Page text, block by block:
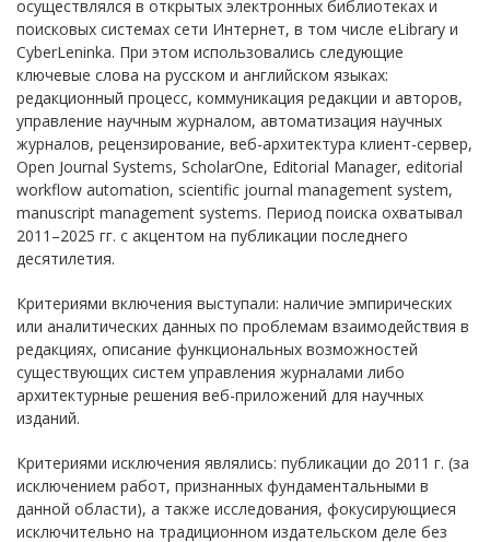
осуществлялся в открытых электронных библиотеках и
поисковых системах сети Интернет, в том числе eLibrary и
CyberLeninka. При этом использовались следующие
ключевые слова на русском и английском языках:
редакционный процесс, коммуникация редакции и авторов,
управление научным журналом, автоматизация научных
журналов, рецензирование, веб-архитектура клиент-сервер,
Open Journal Systems, ScholarOne, Editorial Manager, editorial
workflow automation, scientific journal management system,
manuscript management systems. Период поиска охватывал
2011–2025 гг. с акцентом на публикации последнего
десятилетия.
Критериями включения выступали: наличие эмпирических
или аналитических данных по проблемам взаимодействия в
редакциях, описание функциональных возможностей
существующих систем управления журналами либо
архитектурные решения веб-приложений для научных
изданий.
Критериями исключения являлись: публикации до 2011 г. (за
исключением работ, признанных фундаментальными в
данной области), а также исследования, фокусирующиеся
исключительно на традиционном издательском деле без